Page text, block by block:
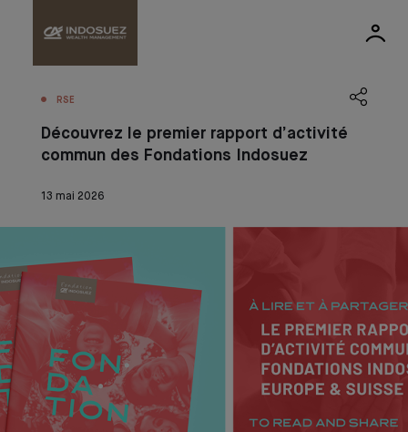
RSE
Découvrez le premier rapport d’activité
commun des Fondations Indosuez
13 mai 2026